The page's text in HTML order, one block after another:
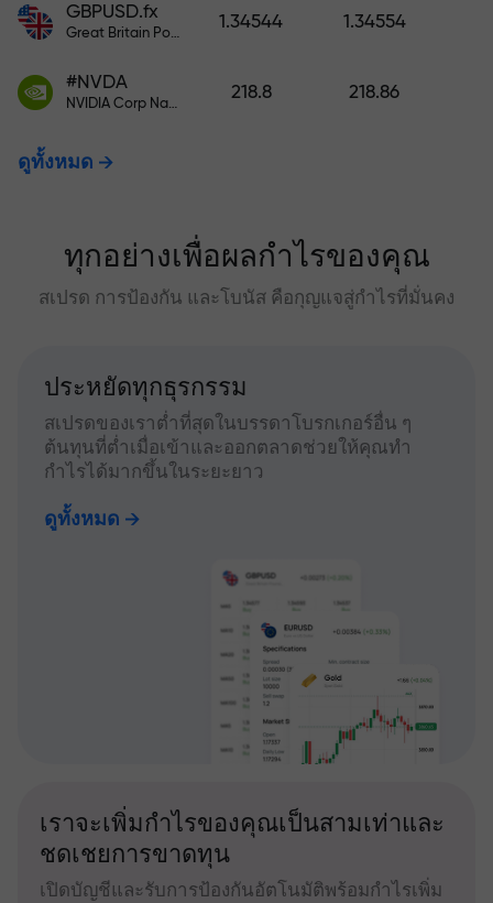
GBPUSD.fx
Great Britain Pound vs US Dollar
1.34544 1.34554
#NVDA
NVIDIA Corp Nasdaq Stock Exchange (Nasdaq) USD
218.8 218.86
ดูทั้งหมด
ทุกอย่างเพื่อผลกำไรของคุณ
สเปรด การป้องกัน และโบนัส คือกุญแจสู่กำไรที่มั่นคง
ประหยัดทุกธุรกรรม
สเปรดของเราต่ำที่สุดในบรรดาโบรกเกอร์อื่น ๆ
ต้นทุนที่ต่ำเมื่อเข้าและออกตลาดช่วยให้คุณทำ
กำไรได้มากขึ้นในระยะยาว
ดูทั้งหมด
เราจะเพิ่มกำไรของคุณเป็นสามเท่าและ
ชดเชยการขาดทุน
เปิดบัญชีและรับการป้องกันอัตโนมัติพร้อมกำไรเพิ่ม